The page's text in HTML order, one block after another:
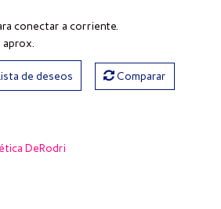
conectar a corriente.
aprox.
de deseos Comparar
DeRodri